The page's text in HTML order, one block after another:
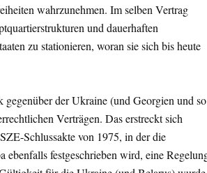
wahrzunehmen. Im selben Vertrag
und dauerhaften
zu stationieren, woran sie sich bis heute
der Ukraine (und Georgien und so
Verträgen. Das erstreckt sich
Schlussakte von 1975, in der die
festgeschrieben wird, eine